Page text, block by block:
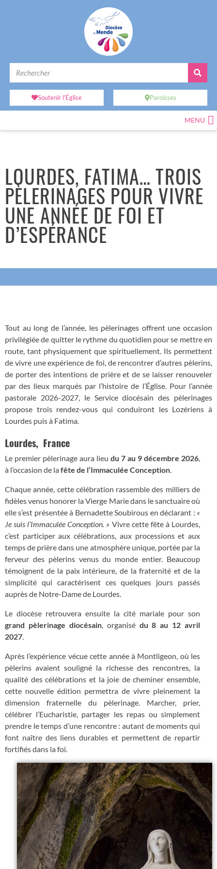
Soutenir l'Église Paroisses
MENU
LOURDES, FATIMA… TROIS
PÈLERINAGES POUR VIVRE
UNE ANNÉE DE FOI ET
D’ESPÉRANCE
Tout au long de l’année, les pèlerinages offrent une occasion
privilégiée de quitter le rythme du quotidien pour se mettre en
route, tant physiquement que spirituellement. Ils permettent
de vivre une expérience de foi, de rencontrer d’autres pèlerins,
de porter des intentions de prière et de se laisser renouveler
par des lieux marqués par l’histoire de l’Église. Pour l’année
pastorale 2026-2027, le Service diocésain des pèlerinages
propose trois rendez-vous qui conduiront les Lozériens à
Lourdes puis à Fatima.
Lourdes, France
Le premier pèlerinage aura lieu du 7 au 9 décembre 2026,
à l’occasion de lafête de l’Immaculée Conception.
Chaque année, cette célébration rassemble des milliers de
fidèles venus honorer la Vierge Marie dans le sanctuaire où
elle s’est présentée à Bernadette Soubirous en déclarant : «
Je suis l’Immaculée Conception. » Vivre cette fête à Lourdes,
c’est participer aux célébrations, aux processions et aux
temps de prière dans une atmosphère unique, portée par la
ferveur des pèlerins venus du monde entier. Beaucoup
témoignent de la paix intérieure, de la fraternité et de la
simplicité qui caractérisent ces quelques jours passés
auprès de Notre-Dame de Lourdes.
Le diocèse retrouvera ensuite la cité mariale pour son
grand pèlerinage diocésain, organisé du 8 au 12 avril
2027.
Après l’expérience vécue cette année à Montligeon, où les
pèlerins avaient souligné la richesse des rencontres, la
qualité des célébrations et la joie de cheminer ensemble,
cette nouvelle édition permettra de vivre pleinement la
dimension fraternelle du pèlerinage. Marcher, prier,
célébrer l’Eucharistie, partager les repas ou simplement
prendre le temps d’une rencontre : autant de moments qui
font naître des liens durables et permettent de repartir
fortifiés dans la foi.